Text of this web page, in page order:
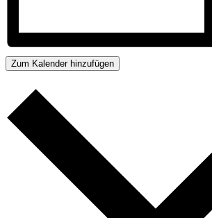
Zum Kalender hinzufügen